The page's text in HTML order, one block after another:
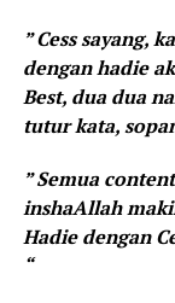
” Cess sayang,
dengan hadie
Best, dua dua
tutur kata,
” Semua
inshaAllah
Hadie dengan
“